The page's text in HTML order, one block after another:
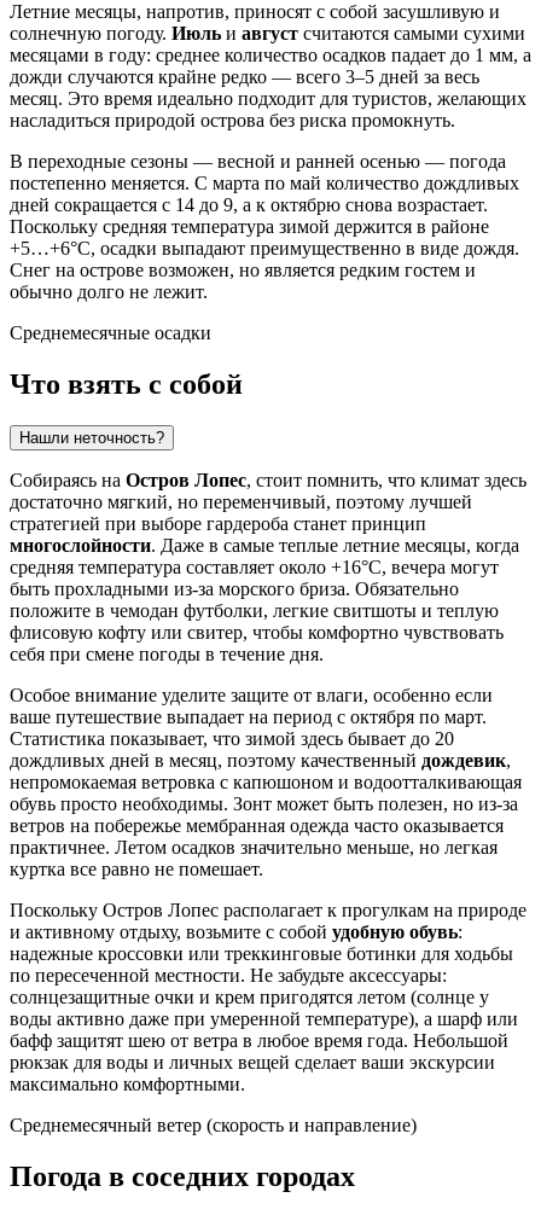
Летние месяцы, напротив, приносят с собой засушливую и
солнечную погоду. Июль и август считаются самыми сухими
месяцами в году: среднее количество осадков падает до 1 мм, а
дожди случаются крайне редко — всего 3–5 дней за весь
месяц. Это время идеально подходит для туристов, желающих
насладиться природой острова без риска промокнуть.
В переходные сезоны — весной и ранней осенью — погода
постепенно меняется. С марта по май количество дождливых
дней сокращается с 14 до 9, а к октябрю снова возрастает.
Поскольку средняя температура зимой держится в районе
+5…+6°C, осадки выпадают преимущественно в виде дождя.
Снег на острове возможен, но является редким гостем и
обычно долго не лежит.
Среднемесячные осадки
Что взять с собой
Нашли неточность?
Собираясь на Остров Лопес, стоит помнить, что климат здесь
достаточно мягкий, но переменчивый, поэтому лучшей
стратегией при выборе гардероба станет принцип
многослойности. Даже в самые теплые летние месяцы, когда
средняя температура составляет около +16°C, вечера могут
быть прохладными из-за морского бриза. Обязательно
положите в чемодан футболки, легкие свитшоты и теплую
флисовую кофту или свитер, чтобы комфортно чувствовать
себя при смене погоды в течение дня.
Особое внимание уделите защите от влаги, особенно если
ваше путешествие выпадает на период с октября по март.
Статистика показывает, что зимой здесь бывает до 20
дождливых дней в месяц, поэтому качественный дождевик,
непромокаемая ветровка с капюшоном и водоотталкивающая
обувь просто необходимы. Зонт может быть полезен, но из-за
ветров на побережье мембранная одежда часто оказывается
практичнее. Летом осадков значительно меньше, но легкая
куртка все равно не помешает.
Поскольку Остров Лопес располагает к прогулкам на природе
и активному отдыху, возьмите с собой удобную обувь:
надежные кроссовки или треккинговые ботинки для ходьбы
по пересеченной местности. Не забудьте аксессуары:
солнцезащитные очки и крем пригодятся летом (солнце у
воды активно даже при умеренной температуре), а шарф или
бафф защитят шею от ветра в любое время года. Небольшой
рюкзак для воды и личных вещей сделает ваши экскурсии
максимально комфортными.
Среднемесячный ветер (скорость и направление)
Погода в соседних городах